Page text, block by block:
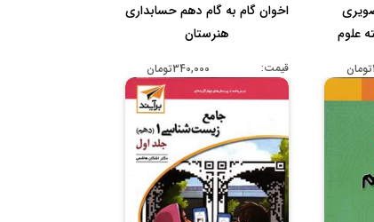
علوم
اخوان گام به گام دهم حسابداری
هنرستان
قیمت: 340,000تومان